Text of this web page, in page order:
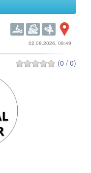
02.08.2026, 08:49
(0 / 0)